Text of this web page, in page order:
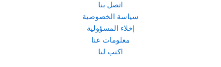
اتصل بنا
سياسة الخصوصية
إخلاء المسؤولية
معلومات عنا
اكتب لنا